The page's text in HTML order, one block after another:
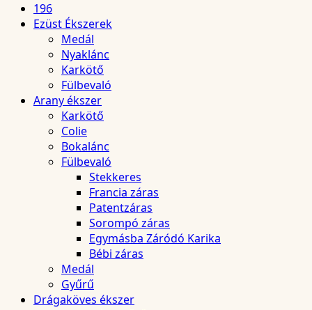
196
Ezüst Ékszerek
Medál
Nyaklánc
Karkötő
Fülbevaló
Arany ékszer
Karkötő
Colie
Bokalánc
Fülbevaló
Stekkeres
Francia záras
Patentzáras
Sorompó záras
Egymásba Záródó Karika
Bébi záras
Medál
Gyűrű
Drágaköves ékszer